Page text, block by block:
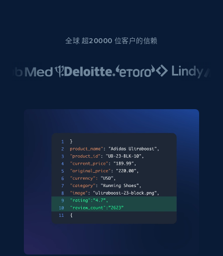
全球 超20000 位客户的信赖